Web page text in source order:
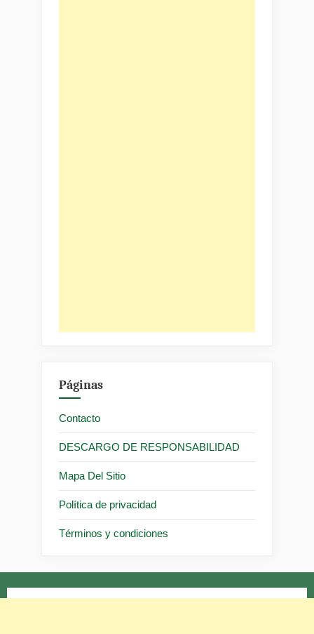
Páginas
Contacto
DESCARGO DE RESPONSABILIDAD
Mapa Del Sitio
Política de privacidad
Términos y condiciones